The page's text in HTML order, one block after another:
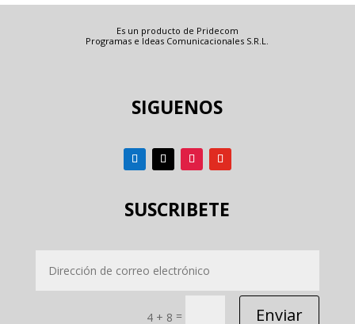
Es un producto de Pridecom
Programas e Ideas Comunicacionales S.R.L.
SIGUENOS
SUSCRIBETE
4 + 8 = Enviar